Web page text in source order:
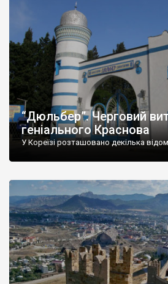
“Дюльбер”. Черговий
геніального Краснова
У Кореїзі розташовано декілька